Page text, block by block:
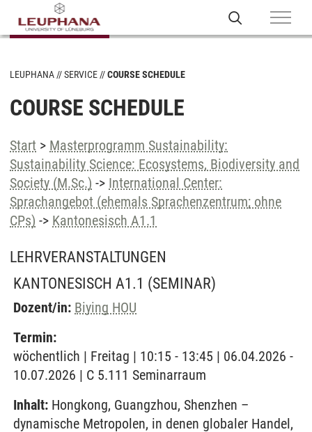
LEUPHANA SERVICE COURSE SCHEDULE
COURSE SCHEDULE
Start > Masterprogramm Sustainability:
Sustainability Science: Ecosystems, Biodiversity and
Society (M.Sc.) -> International Center:
Sprachangebot (ehemals Sprachenzentrum; ohne
CPs) -> Kantonesisch A1.1
LEHRVERANSTALTUNGEN
KANTONESISCH A1.1 (SEMINAR)
Dozent/in: Biying HOU
Termin:
wöchentlich | Freitag | 10:15 - 13:45 | 06.04.2026 -
10.07.2026 | C 5.111 Seminarraum
Inhalt: Hongkong, Guangzhou, Shenzhen –
dynamische Metropolen, in denen globaler Handel,